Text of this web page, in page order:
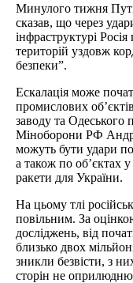
Минулого тижня
сказав, що через
інфраструктурі
територій уздовж
безпеки”.
Ескалація може
промислових
заводу та
Міноборони РФ
можуть бути удари
а також по об’єктах
ракети для України.
На цьому тлі
повільним. За
досліджень, від
близько двох
зникли безвісти, з
сторін не